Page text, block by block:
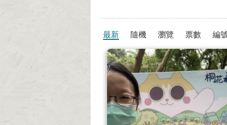
最新 隨機 瀏覽 票數 編